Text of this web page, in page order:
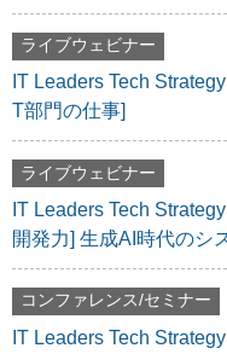
ライブウェビナー
IT Leaders Tech
T部門の仕事]
ライブウェビナー
IT Leaders Tech
開発力] 生成AI時代のシ
コンファレンス/セミナー
IT Leaders Tech